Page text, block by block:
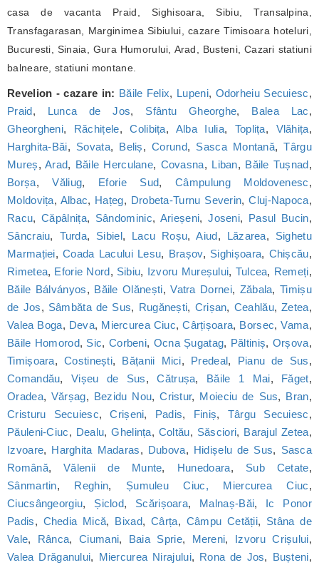
casa de vacanta Praid, Sighisoara, Sibiu, Transalpina,
Transfagarasan, Marginimea Sibiului, cazare Timisoara hoteluri,
Bucuresti, Sinaia, Gura Humorului, Arad, Busteni, Cazari statiuni
balneare, statiuni montane.
Revelion - cazare in: Băile Felix, Lupeni, Odorheiu Secuiesc,
Praid, Lunca de Jos, Sfântu Gheorghe, Balea Lac,
Gheorgheni, Răchițele,Colibița, Alba Iulia, Toplița, Vlăhița,
Harghita-Băi, Sovata, Beliș,Corund, Sasca Montană,Târgu
Mureș, Arad, Băile Herculane, Covasna, Liban, Băile Tușnad,
Borșa,Văliug, Eforie Sud,Câmpulung Moldovenesc,
Moldovița, Albac, Hațeg, Drobeta-Turnu Severin,Cluj-Napoca,
Racu,Căpâlnița, Sândominic, Arieșeni,Joseni, Pasul Bucin,
Sâncraiu, Turda, Sibiel, Lacu Roșu,Aiud, Lăzarea, Sighetu
Marmației,Coada Lacului Lesu, Brașov, Sighișoara, Chișcău,
Rimetea, Eforie Nord, Sibiu, Izvoru Mureșului, Tulcea, Remeți,
Băile Bálványos, Băile Olănești,Vatra Dornei, Zăbala,Timișu
de Jos, Sâmbăta de Sus, Rugănești, Crișan, Ceahlău,Zetea,
Valea Boga, Deva, Miercurea Ciuc,Cârțișoara, Borsec,Vama,
Băile Homorod, Sic, Corbeni, Ocna Șugatag, Păltiniș, Orșova,
Timișoara,Costinești, Bățanii Mici, Predeal, Pianu de Sus,
Comandău,Vișeu de Sus,Cătrușa, Băile 1 Mai, Făget,
Oradea, Vărșag, Bezidu Nou,Cristur, Moieciu de Sus, Bran,
Cristuru Secuiesc,Crișeni, Padis, Finiș, Târgu Secuiesc,
Păuleni-Ciuc, Dealu,Ghelința, Coltău, Săsciori, Barajul Zetea,
Izvoare, Harghita Madaras, Dubova, Hidișelu de Sus, Sasca
Română,Vălenii de Munte, Hunedoara, Sub Cetate,
Sânmartin, Reghin, Șumuleu Ciuc, Miercurea Ciuc,
Ciucsângeorgiu, Șiclod, Scărișoara, Malnaș-Băi, Ic Ponor
Padis, Chedia Mică, Bixad,Cârța, Câmpu Cetății, Stâna de
Vale, Rânca,Ciumani, Baia Sprie, Mereni, Izvoru Crișului,
Valea Drăganului, Miercurea Nirajului, Rona de Jos, Bușteni,